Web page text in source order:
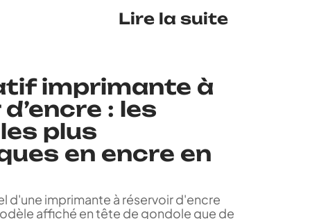
Lire la suite
imprimante à
: les
plus
en encre en
d'une imprimante à réservoir d'encre
affiché en tête de gondole que de